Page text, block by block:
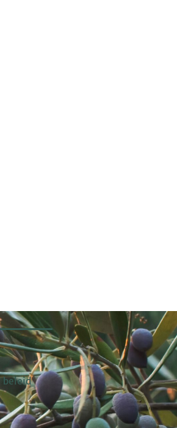
beleid